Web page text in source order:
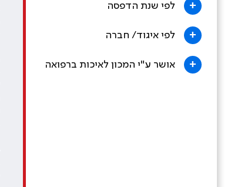
+ לפי שנת הדפסה
+ לפי איגוד/ חברה
+ אושר ע"י המכון לאיכות ברפואה